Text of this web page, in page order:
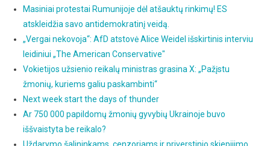
Masiniai protestai Rumunijoje dėl atšauktų rinkimų! ES
atskleidžia savo antidemokratinį veidą.
„Vergai nekovoja“: AfD atstovė Alice Weidel išskirtinis interviu
leidiniui „The American Conservative"
Vokietijos užsienio reikalų ministras grasina X: „Pažįstu
žmonių, kuriems galiu paskambinti“
Next week start the days of thunder
Ar 750 000 papildomų žmonių gyvybių Ukrainoje buvo
iššvaistyta be reikalo?